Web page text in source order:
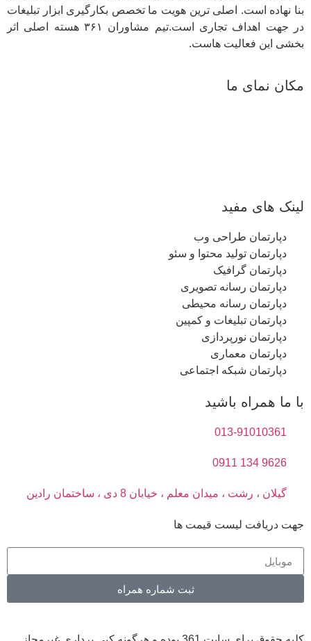
بنا نهاده است. اصلی ترین هویت ما تخصص بکارگیری ابزار تبلیغات
در جهت اهداف تجاری است.تیم مشاوران ۳۶۱ هسته اصلی اثر
بخشی این فعالیت هاست.
مکان نمای ما
لینک های مفید
دپارتمان طراحی وب
دپارتمان تولید محتوا و سئو
دپارتمان گرافیک
دپارتمان رسانه تصویری
دپارتمان رسانه محیطی
دپارتمان تبلیغات و کمپین
دپارتمان نورپردازی
دپارتمان معماری
دپارتمان شبکه اجتماعی
با ما همراه باشید
013-91010361
9626 134 0911
گیلان ، رشت ، میدان معلم ، خیابان 8 دی ، ساختمان رادین
جهت دریافت لیست قیمت ها
ثبت شماره همراه